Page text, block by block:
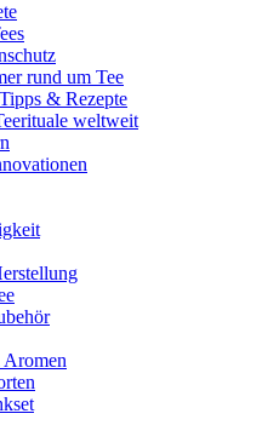
rund um Tee
& Rezepte
weltweit
Aromen